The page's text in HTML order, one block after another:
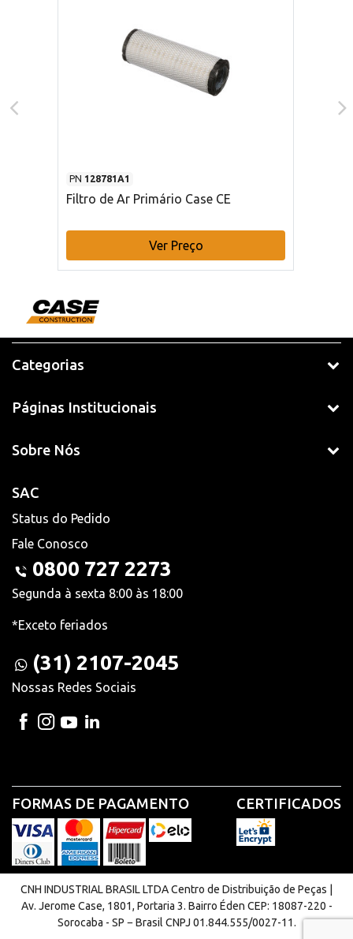
PN 128781A1
Filtro de Ar Primário Case CE
Ver Preço
Categorias
Páginas Institucionais
Sobre Nós
SAC
Status do Pedido
Fale Conosco
0800 727 2273
Segunda à sexta 8:00 às 18:00
*Exceto feriados
(31) 2107-2045
Nossas Redes Sociais
FORMAS DE PAGAMENTO CERTIFICADOS
CNH INDUSTRIAL BRASIL LTDA Centro de Distribuição de Peças |
Av. Jerome Case, 1801, Portaria 3. Bairro Éden CEP: 18087-220 -
Sorocaba - SP − Brasil CNPJ 01.844.555/0027-11.